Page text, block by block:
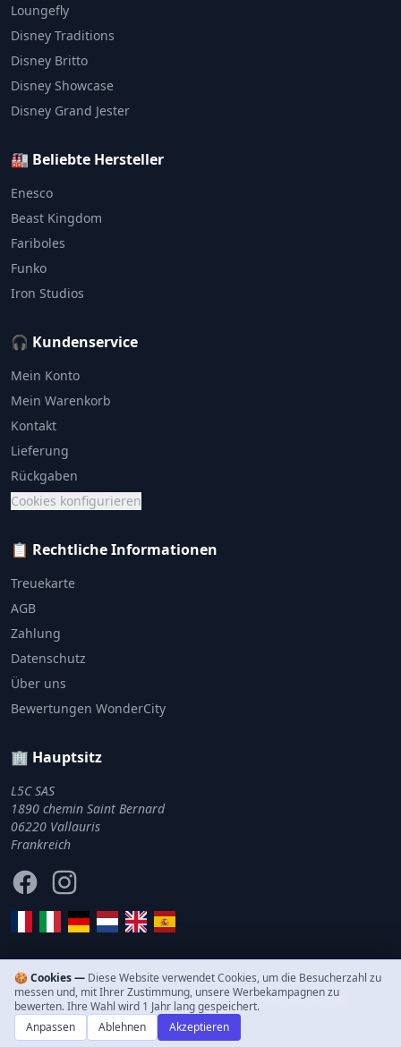
Loungefly
Disney Traditions
Disney Britto
Disney Showcase
Disney Grand Jester
🏭 Beliebte Hersteller
Enesco
Beast Kingdom
Fariboles
Funko
Iron Studios
🎧 Kundenservice
Mein Konto
Mein Warenkorb
Kontakt
Lieferung
Rückgaben
Cookies konfigurieren
📋 Rechtliche Informationen
Treuekarte
AGB
Zahlung
Datenschutz
Über uns
Bewertungen WonderCity
🏢 Hauptsitz
L5C SAS
1890 chemin Saint Bernard
06220 Vallauris
Frankreich
FacebookInstagram
© 2011–2026 WonderCity. Alle Rechte vorbehalten.
🍪 Cookies — Diese Website verwendet Cookies, um die Besucherzahl zu
messen und, mit Ihrer Zustimmung, unsere Werbekampagnen zu
bewerten. Ihre Wahl wird 1 Jahr lang gespeichert.
Anpassen
Ablehnen Akzeptieren